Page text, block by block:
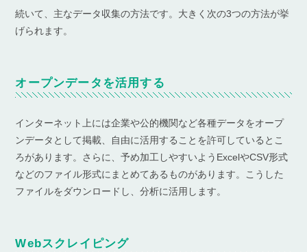
続いて、主なデータ収集の方法です。大きく次の3つの方法が挙
げられます。
オープンデータを活用する
インターネット上には企業や公的機関など各種データをオープ
ンデータとして掲載、自由に活用することを許可しているとこ
ろがあります。さらに、予め加工しやすいようExcelやCSV形式
などのファイル形式にまとめてあるものがあります。こうした
ファイルをダウンロードし、分析に活用します。
Webスクレイピング